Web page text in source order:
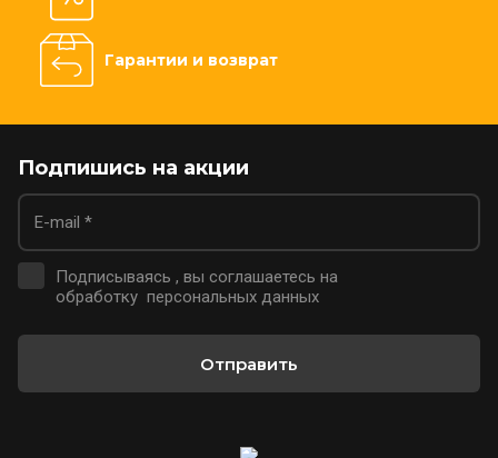
Гарантии и возврат
Подпишись на акции
Подписываясь , вы соглашаетесь на
обработку персональных данных
Отправить